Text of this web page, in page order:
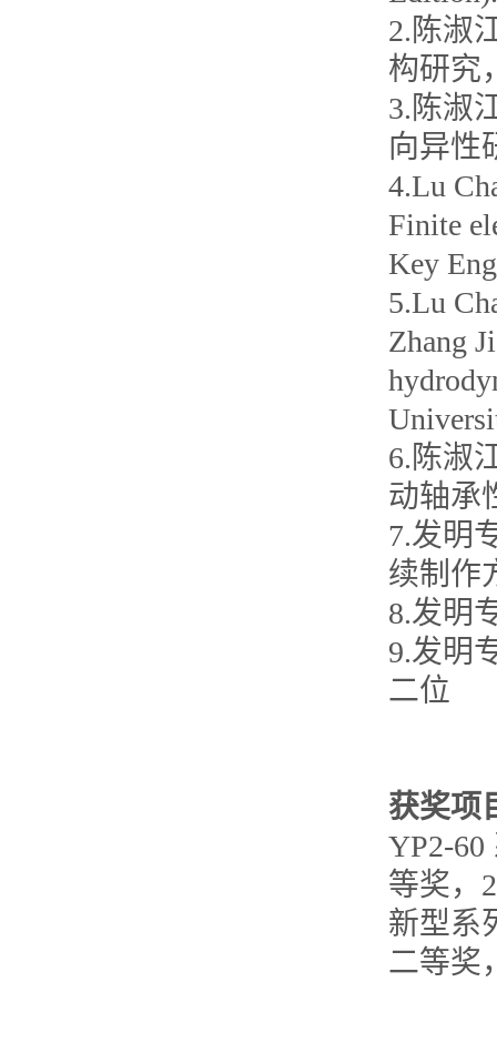
2.陈淑
构研究
3.陈淑
向异性
4.Lu
Finite
Key
5.Lu
Zhang
6.陈淑
动轴承
7.发明
续制作
8.发明
9.发明
二位
获奖项
YP2-
等奖，
新型系
二等奖